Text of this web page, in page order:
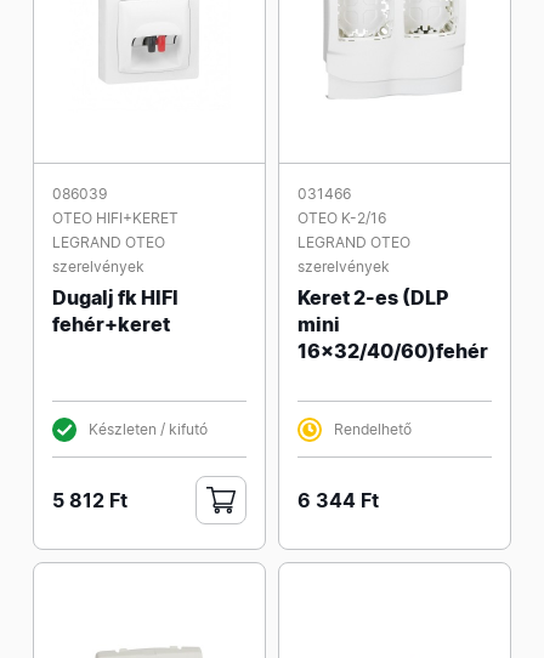
086039
OTEO HIFI+KERET
LEGRAND OTEO
szerelvények
Dugalj fk HIFI
fehér+keret
Készleten / kifutó
5 812 Ft
031466
OTEO K-2/16
LEGRAND OTEO
szerelvények
Keret 2-es (DLP
mini
16x32/40/60)fehér
Rendelhető
6 344 Ft